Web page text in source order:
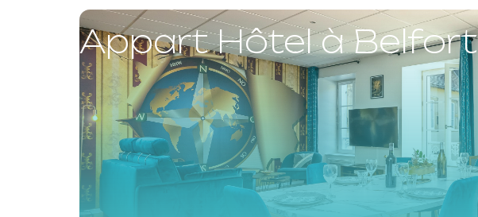
Appart Hôtel à Belfort